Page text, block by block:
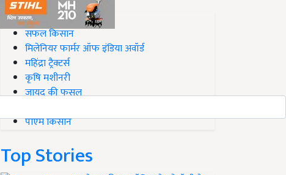
#Top on Krishi Jagran
सफल किसान
मिलेनियर फार्मर ऑफ इंडिया अवॉर्ड
महिंद्रा ट्रैक्टर्स
कृषि मशीनरी
जायद की फसल
पीएम किसान
Top Stories